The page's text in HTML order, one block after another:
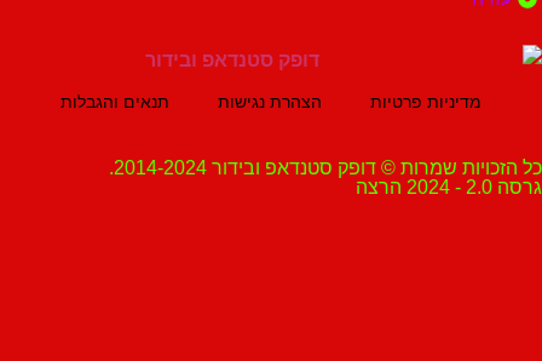
מדיניות פרטיות הצהרת נגישות תנאים והגבלות
שמרות © דופק סטנדאפ ובידור 2014-2024.